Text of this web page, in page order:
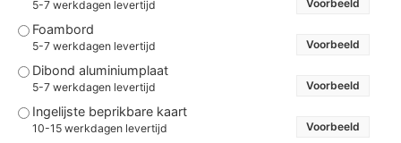
5-7 werkdagen levertijd Voorbeeld
Foambord
5-7 werkdagen levertijd Voorbeeld
Dibond aluminiumplaat
5-7 werkdagen levertijd Voorbeeld
Ingelijste beprikbare kaart
10-15 werkdagen levertijd Voorbeeld